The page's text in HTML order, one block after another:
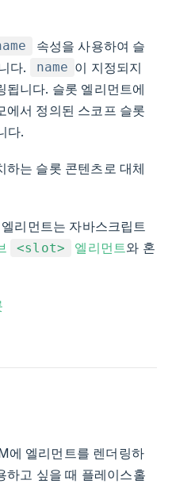
속성을 사용하여 슬
다.
name 이 지정되지
됩니다. 슬롯 엘리먼트에
에서 정의된 스코프 슬롯
다.
하는 슬롯 콘텐츠로 대체
엘리먼트는 자바스크립트
<slot> 엘리먼트와 혼
에 엘리먼트를 렌더링하
하고 싶을 때 플레이스홀